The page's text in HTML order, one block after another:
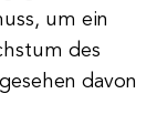
um ein
des
davon